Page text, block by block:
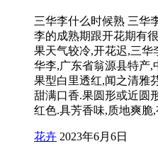
三华李什么时候熟 三华
李的成熟期跟开花期有
果天气较冷,开花迟,三华
华李,广东省翁源县特产,
果型白里透红,闻之清雅
甜满口香.果圆形或近圆
红色.具芳香味,质地爽
花卉 2023年6月6日